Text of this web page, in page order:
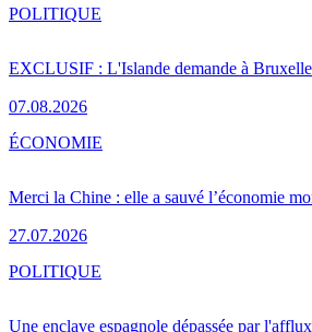
EXCLUSIF : L'Islande demande à
07.08.2026
POLITIQUE
Merci la Chine : elle a sauvé l’économie
27.07.2026
ÉCONOMIE
Une enclave espagnole dépassée par
POLITIQUE